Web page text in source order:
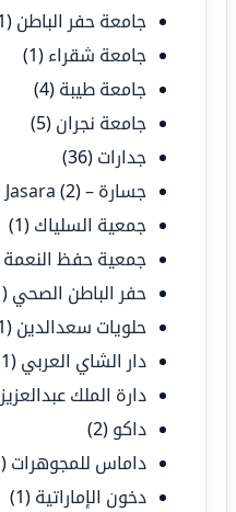
جامعة حفر الباطن (1)
جامعة شقراء (1)
جامعة طيبة (4)
جامعة نجران (5)
جدارات (36)
جسارة – Jasara(2)
جمعية السلياك (1)
جمعية حفظ النعمة
حفر الباطن الصحي (1)
حلويات سعدالدين (1)
دار الشاي العربي (1)
دارة الملك عبدالعزيز
داكو (2)
داماس للمجوهرات (1)
دخون الإماراتية (1)